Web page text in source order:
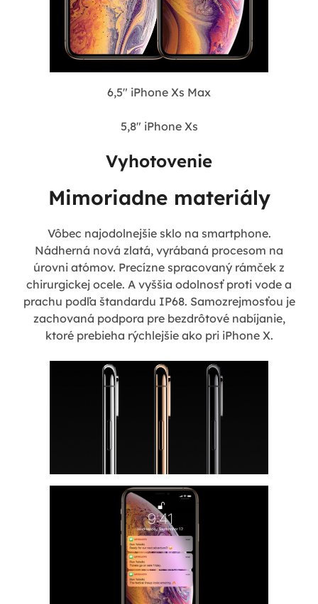
6,5" iPhone Xs Max
5,8" iPhone Xs
Vyhotovenie
Mimoriadne materiály
Vôbec najodolnejšie sklo na smartphone.
Nádherná nová zlatá, vyrábaná procesom na
úrovni atómov. Precízne spracovaný rámček z
chirurgickej ocele. A vyššia odolnosť proti vode a
prachu podľa štandardu IP68. Samozrejmosťou je
zachovaná podpora pre bezdrôtové nabíjanie,
ktoré prebieha rýchlejšie ako pri iPhone X.